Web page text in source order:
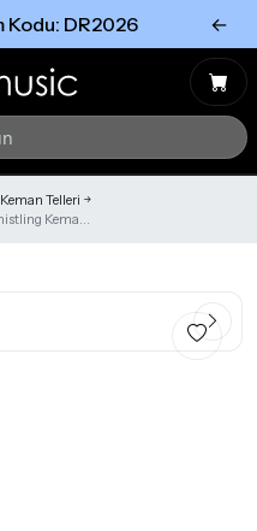
Kodu: DR2026 ←
Keman Telleri
Kema...
Tümünü Gör
Tümünü gör